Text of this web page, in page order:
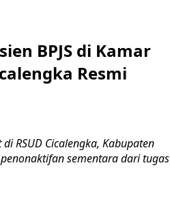
BPJS di Kamar
Resmi
di RSUD Cicalengka, Kabupaten
sementara dari tugas